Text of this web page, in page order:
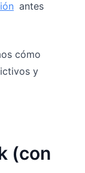
antes
cómo
y
(con